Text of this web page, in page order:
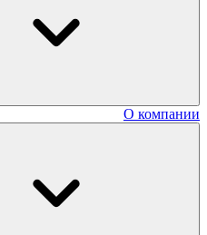
О компании